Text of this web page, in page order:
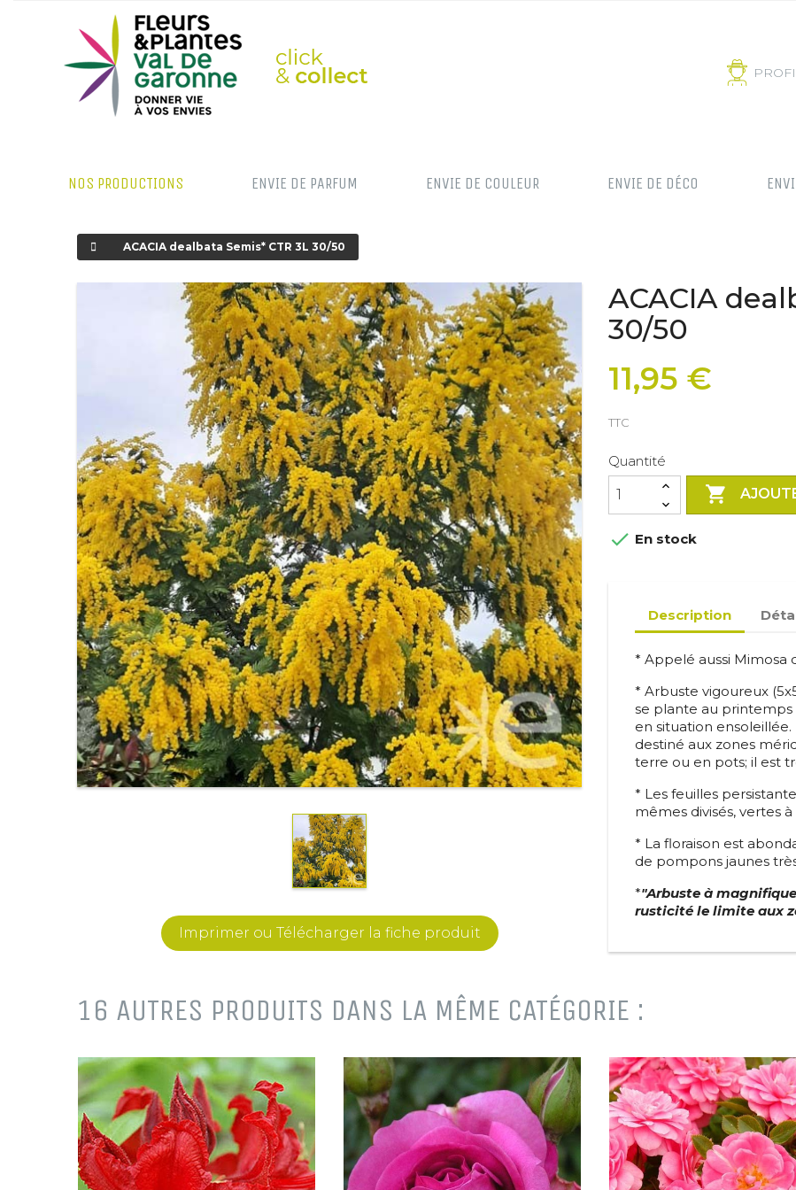
NOS PRODUCTIONS ENVIE DE PARFUM ENVIE DE COULEUR ENVIE DE DÉCO
ACACIA dealbata Semis* CTR 3L 30/50
Imprimer ou Télécharger la fiche produit
ACACIA
30/50
11,95 €
TTC
Quantité

 En stock
Description
* Appelé aussi Mimosa
* Arbuste vigoureux
se plante au printemps
en situation
destiné aux zones
terre ou en pots; il est
* Les feuilles
mêmes divisés, vertes
* La floraison est
de pompons jaunes
*"Arbuste à
rusticité le limite aux
16 AUTRES PRODUITS DANS LA MÊME CATÉGORIE :